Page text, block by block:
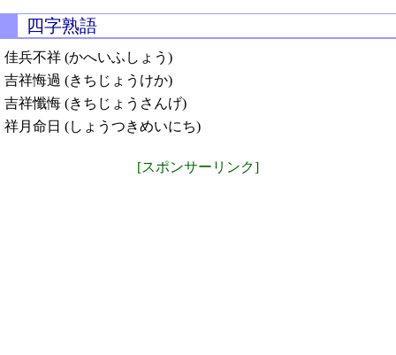
四字熟語
佳兵不祥 (かへいふしょう)
吉祥悔過 (きちじょうけか)
吉祥懺悔 (きちじょうさんげ)
祥月命日 (しょうつきめいにち)
[スポンサーリンク]